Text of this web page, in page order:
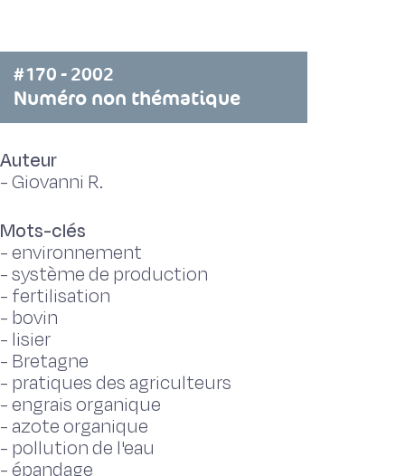
#170 - 2002
Numéro non thématique
Auteur
-Giovanni R.
Mots-clés
-environnement
-système de production
- fertilisation
- bovin
- lisier
- Bretagne
- pratiques des agriculteurs
-engrais organique
- azote organique
- pollution de l'eau
-épandage